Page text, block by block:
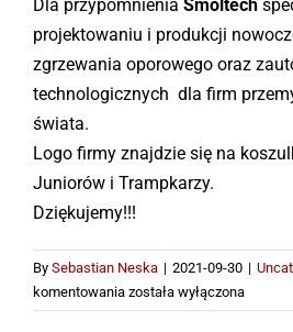
Sklep
Dla przypomnienia Smoltech
projektowaniu i produkcji
zgrzewania oporowego oraz
technologicznych dla firm
świata.
Logo firmy znajdzie się na
Juniorów i Trampkarzy.
Dziękujemy!!!
By Sebastian Neska | 2021-09-30 |
komentowania Kontynuujemy
współpracę
została wyłączona